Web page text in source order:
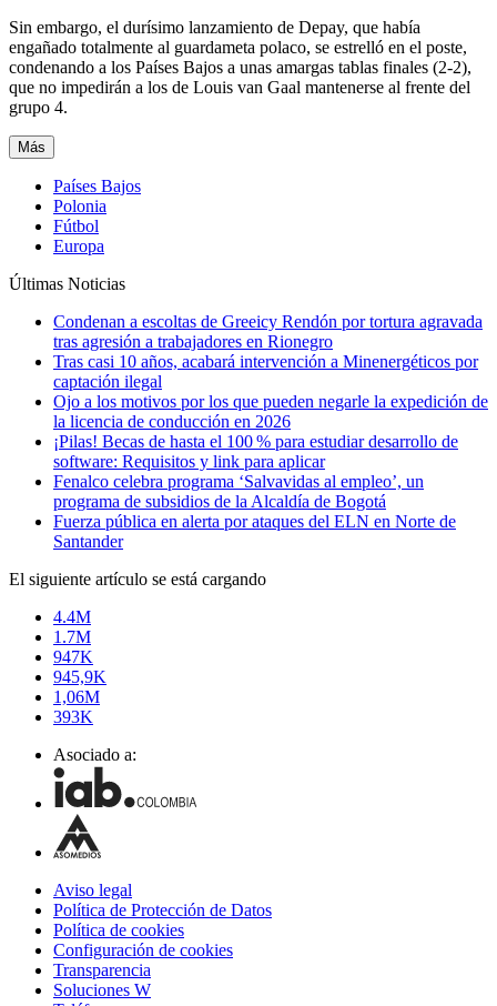
Sin embargo, el durísimo lanzamiento de Depay, que había
engañado totalmente al guardameta polaco, se estrelló en el poste,
condenando a los Países Bajos a unas amargas tablas finales (2-2),
que no impedirán a los de Louis van Gaal mantenerse al frente del
grupo 4.
Más
Países Bajos
Polonia
Fútbol
Europa
Últimas Noticias
Condenan a escoltas de Greeicy Rendón por tortura agravada
tras agresión a trabajadores en Rionegro
Tras casi 10 años, acabará intervención a Minenergéticos por
captación ilegal
Ojo a los motivos por los que pueden negarle la expedición de
la licencia de conducción en 2026
¡Pilas! Becas de hasta el 100 % para estudiar desarrollo de
software: Requisitos y link para aplicar
Fenalco celebra programa ‘Salvavidas al empleo’, un
programa de subsidios de la Alcaldía de Bogotá
Fuerza pública en alerta por ataques del ELN en Norte de
Santander
El siguiente artículo se está cargando
4.4M
1.7M
947K
945,9K
1,06M
393K
Asociado a:
Aviso legal
Política de Protección de Datos
Política de cookies
Configuración de cookies
Transparencia
Soluciones W